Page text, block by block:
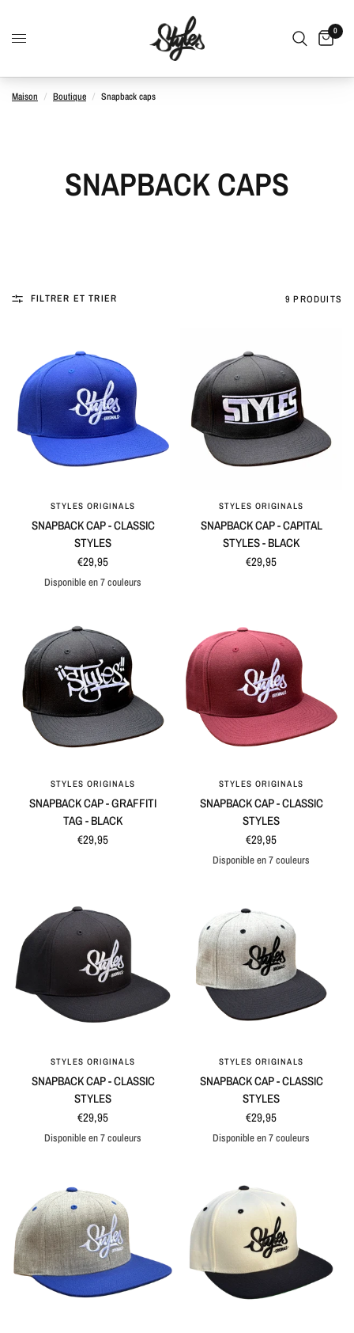
0
Maison / Boutique / Snapback caps
SNAPBACK CAPS
FILTRER ET TRIER 9 PRODUITS
APERÇU RAPIDE
STYLES ORIGINALS
SNAPBACK CAP - CLASSIC
STYLES
€29,95
BlueBlackMaroon
Black / GreyBlue / GreyNatural / BlackGrey
Disponible en 7 couleurs
APERÇU RAPIDE
STYLES ORIGINALS
SNAPBACK CAP - CAPITAL
STYLES - BLACK
€29,95
APERÇU RAPIDE
STYLES ORIGINALS
SNAPBACK CAP - GRAFFITI
TAG - BLACK
€29,95
APERÇU RAPIDE
STYLES ORIGINALS
SNAPBACK CAP - CLASSIC
STYLES
€29,95
Maroon
BlueBlackGreyBlack / GreyBlue / GreyNatural / Grey
Disponible en 7 couleurs
APERÇU RAPIDE
STYLES ORIGINALS
SNAPBACK CAP - CLASSIC
STYLES
€29,95
BlackBlueMaroon
GreyBlue / GreyBlack / GreyNatural / Black
Disponible en 7 couleurs
APERÇU RAPIDE
STYLES ORIGINALS
SNAPBACK CAP - CLASSIC
STYLES
€29,95
Black / GreyBlue / GreyNatural / BlackBlackMaroon
BlueGrey
Disponible en 7 couleurs